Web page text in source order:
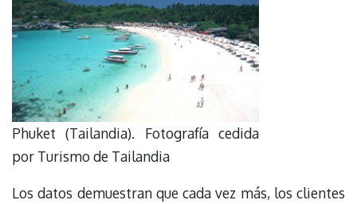
Phuket (Tailandia). Fotografía cedida
por Turismo de Tailandia
Los datos demuestran que cada vez más, los clientes